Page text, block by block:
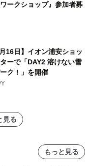
ークショップ』参加者募
16日】イオン浦安ショッ
ーで「DAY2 溶けない雪
ク！」を開催
見る
もっと見る